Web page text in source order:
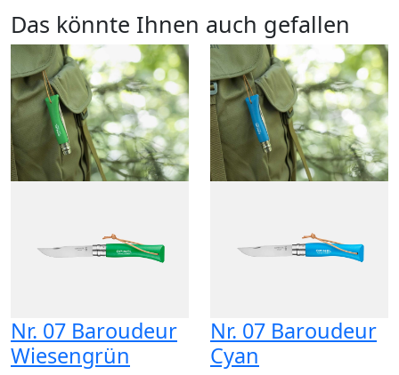
Das könnte Ihnen auch gefallen
Nr. 07 Baroudeur
Wiesengrün
Nr. 07 Baroudeur
Cyan